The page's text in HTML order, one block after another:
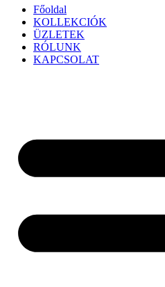
Főoldal
KOLLEKCIÓK
ÜZLETEK
RÓLUNK
KAPCSOLAT